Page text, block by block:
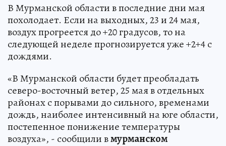
В Мурманской области в последние дни мая
похолодает. Если на выходных, 23 и 24 мая,
воздух прогреется до +20 градусов, то на
следующей неделе прогнозируется уже +2+4 с
дождями.
«В Мурманской области будет преобладать
северо-восточный ветер, 25 мая в отдельных
районах с порывами до сильного, временами
дождь, наиболее интенсивный на юге области,
постепенное понижение температуры
воздуха», - сообщили вмурманском